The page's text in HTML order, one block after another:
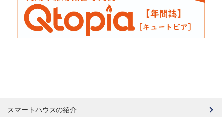
スマートハウスの紹介